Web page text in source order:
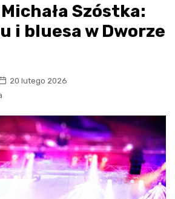
Szóstka:
i bluesa w Dworze
20 lutego 2026